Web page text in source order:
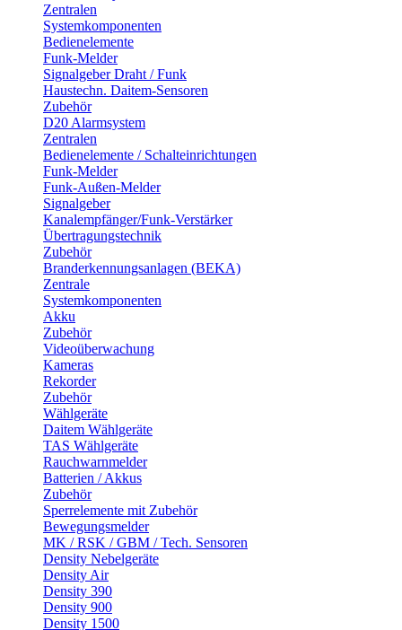
Zentralen
Systemkomponenten
Bedienelemente
Funk-Melder
Signalgeber Draht / Funk
Haustechn. Daitem-Sensoren
Zubehör
D20 Alarmsystem
Zentralen
Bedienelemente / Schalteinrichtungen
Funk-Melder
Funk-Außen-Melder
Signalgeber
Kanalempfänger/Funk-Verstärker
Übertragungstechnik
Zubehör
Branderkennungsanlagen (BEKA)
Zentrale
Systemkomponenten
Akku
Zubehör
Videoüberwachung
Kameras
Rekorder
Zubehör
Wählgeräte
Daitem Wählgeräte
TAS Wählgeräte
Rauchwarnmelder
Batterien / Akkus
Zubehör
Sperrelemente mit Zubehör
Bewegungsmelder
MK / RSK / GBM / Tech. Sensoren
Density Nebelgeräte
Density Air
Density 390
Density 900
Density 1500